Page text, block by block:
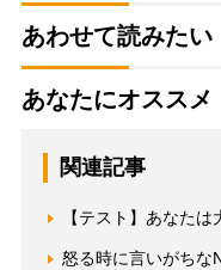
あわせて読みたい
あなたにオススメ
関連記事
【テスト】あなた
怒る時に言いがちな